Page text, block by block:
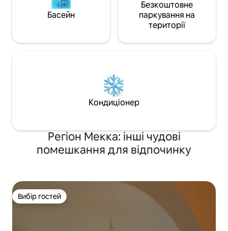
Басейн
Безкоштовне
паркування на
території
Кондиціонер
Регіон Мекка: інші чудові
помешкання для відпочинку
Вибір гостей
Вибір гостей